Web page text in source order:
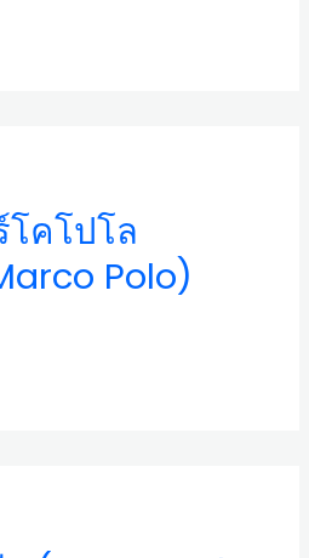
คโปโล
Polo)